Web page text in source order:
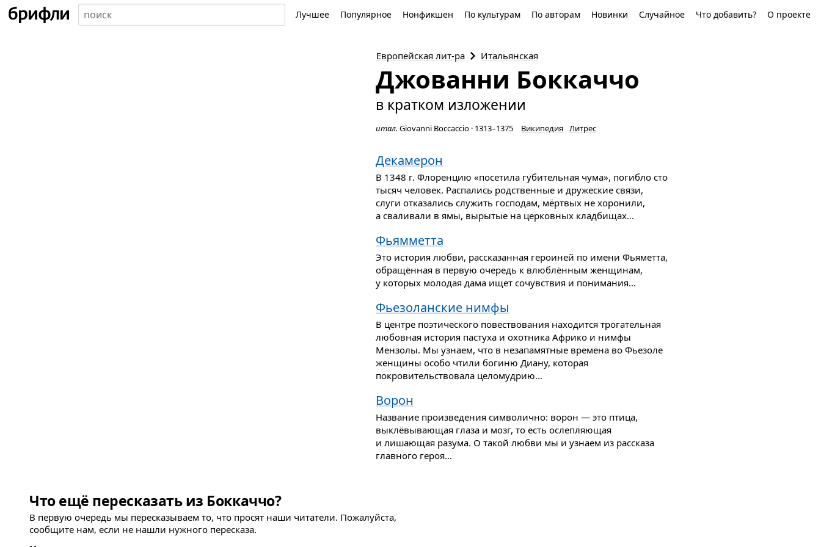
Лучшее Популярное Нонфикшен По культурам По авторам Новинки Случайное Что добавить? О проекте
Европейская лит-ра Итальянская
Джованни Боккаччо
в кратком изложении
итал. Giovanni Boccaccio · 1313–1375 Википедия Литрес
Декамерон
В 1348 г. Флоренцию «посетила губительная чума», погибло сто
тысяч человек. Распались родственные и дружеские связи,
слуги отказались служить господам, мёртвых не хоронили,
а сваливали в ямы, вырытые на церковных кладбищах...
Фьямметта
Это история любви, рассказанная героиней по имени Фьяметта,
обращённая в первую очередь к влюблённым женщинам,
у которых молодая дама ищет сочувствия и понимания...
Фьезоланские нимфы
В центре поэтического повествования находится трогательная
любовная история пастуха и охотника Африко и нимфы
Мензолы. Мы узнаем, что в незапамятные времена во Фьезоле
женщины особо чтили богиню Диану, которая
покровительствовала целомудрию...
Ворон
Название произведения символично: ворон — это птица,
выклёвывающая глаза и мозг, то есть ослепляющая
и лишающая разума. О такой любви мы и узнаем из рассказа
главного героя...
Что ещё пересказать из Боккаччо?
В первую очередь мы пересказываем то, что просят наши читатели. Пожалуйста,
сообщите нам, если не нашли нужного пересказа.